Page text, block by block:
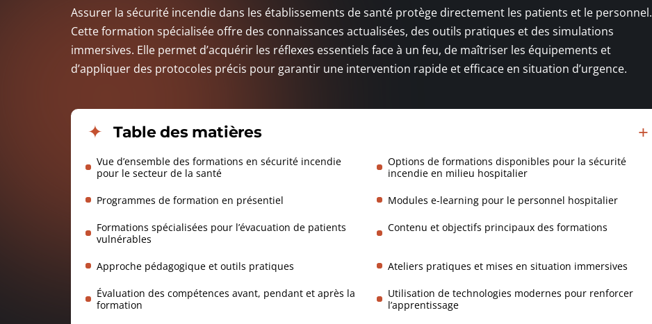
Assurer la sécurité incendie dans les établissements de santé protège directement les patients et le personnel.
Cette formation spécialisée offre des connaissances actualisées, des outils pratiques et des simulations
immersives. Elle permet d’acquérir les réflexes essentiels face à un feu, de maîtriser les équipements et
d’appliquer des protocoles précis pour garantir une intervention rapide et efficace en situation d’urgence.
Table des matières
Vue d’ensemble des formations en sécurité incendie
pour le secteur de la santé
Options de formations disponibles pour la sécurité
incendie en milieu hospitalier
Programmes de formation en présentiel Modules e-learning pour le personnel hospitalier
Formations spécialisées pour l’évacuation de patients
vulnérables
Contenu et objectifs principaux des formations
Approche pédagogique et outils pratiques Ateliers pratiques et mises en situation immersives
Évaluation des compétences avant, pendant et après la
formation
Utilisation de technologies modernes pour renforcer
l’apprentissage